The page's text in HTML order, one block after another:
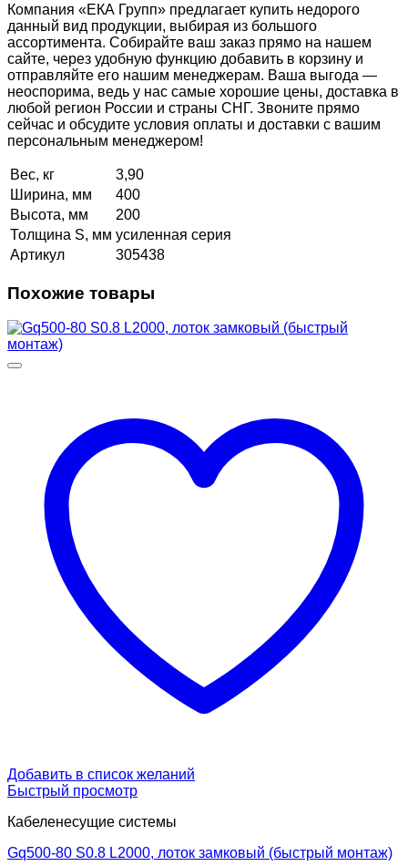
Компания «ЕКА Групп» предлагает купить недорого
данный вид продукции, выбирая из большого
ассортимента. Собирайте ваш заказ прямо на нашем
сайте, через удобную функцию добавить в корзину и
отправляйте его нашим менеджерам. Ваша выгода —
неоспорима, ведь у нас самые хорошие цены, доставка в
любой регион России и страны СНГ. Звоните прямо
сейчас и обсудите условия оплаты и доставки с вашим
персональным менеджером!
Вес, кг
3,90
Ширина, мм
400
Высота, мм
200
Толщина S, мм усиленная серия
Артикул
305438
Похожие товары
Добавить в список желаний
Быстрый просмотр
Кабеленесущие системы
Gq500-80 S0.8 L2000, лоток замковый (быстрый монтаж)